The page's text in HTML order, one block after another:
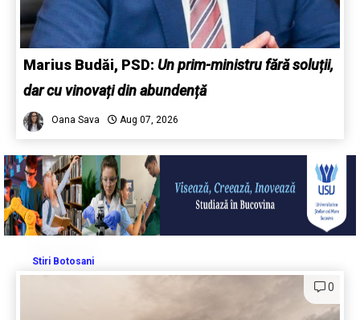
Marius Budăi, PSD: Un prim-ministru fără soluții,
dar cu vinovați din abundență
Oana Sava Aug 07, 2026
Stiri Botosani
0